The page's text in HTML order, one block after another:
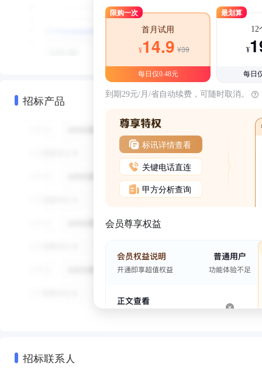
招标产品
限购一次
首月试用
¥14.9 ¥39
每日仅0.48元
最划算
12
¥
每日
到期29元/月/省自动续费，可随时取消。
标讯详情查看
关键电话直连
甲方分析查询
会员尊享权益
招标联系人